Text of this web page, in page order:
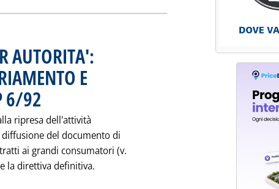
AUTORITA':
E
6/92
ripresa dell'attività
del documento di
ai grandi consumatori (v.
la direttiva definitiva.
PER AUTORITA': UNBUNDLING, VETTORIAMENTO E